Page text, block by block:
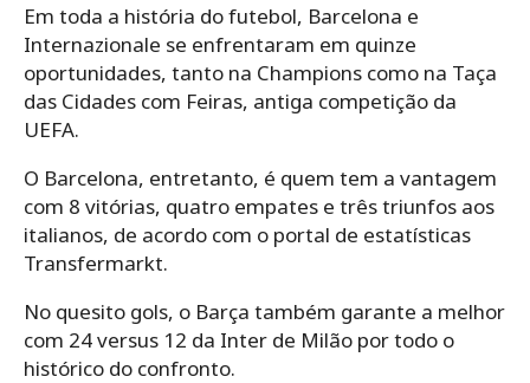
Em toda a história do futebol, Barcelona e
Internazionale se enfrentaram em quinze
oportunidades, tanto na Champions como na Taça
das Cidades com Feiras, antiga competição da
UEFA.
O Barcelona, entretanto, é quem tem a vantagem
com 8 vitórias, quatro empates e três triunfos aos
italianos, de acordo com o portal de estatísticas
Transfermarkt.
No quesito gols, o Barça também garante a melhor
com 24 versus 12 da Inter de Milão por todo o
histórico do confronto.